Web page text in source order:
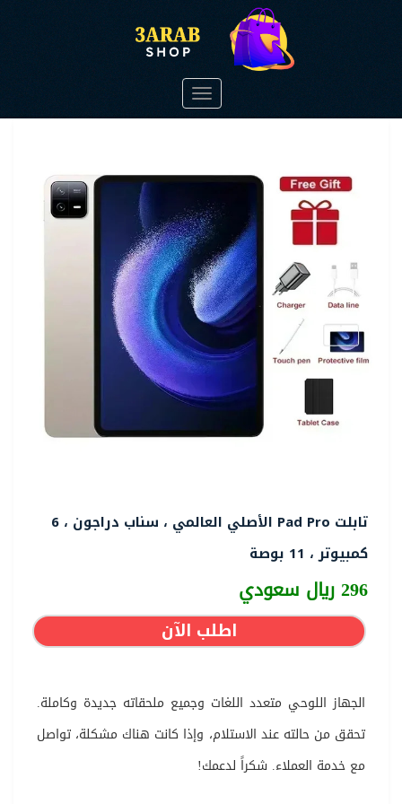
Toggle
navigation
تابلت Pad Pro الأصلي العالمي ، سناب دراجون ، 6
كمبيوتر ، 11 بوصة
296 ريال سعودي
اطلب الآن
الجهاز اللوحي متعدد اللغات وجميع ملحقاته جديدة وكاملة.
تحقق من حالته عند الاستلام، وإذا كانت هناك مشكلة، تواصل
مع خدمة العملاء. شكراً لدعمك!